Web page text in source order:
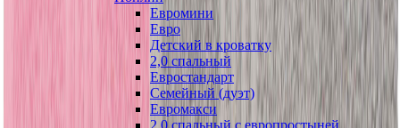
Евромини
Евро
Детский в кроватку
2,0 спальный
Евростандарт
Семейный (дуэт)
Евромакси